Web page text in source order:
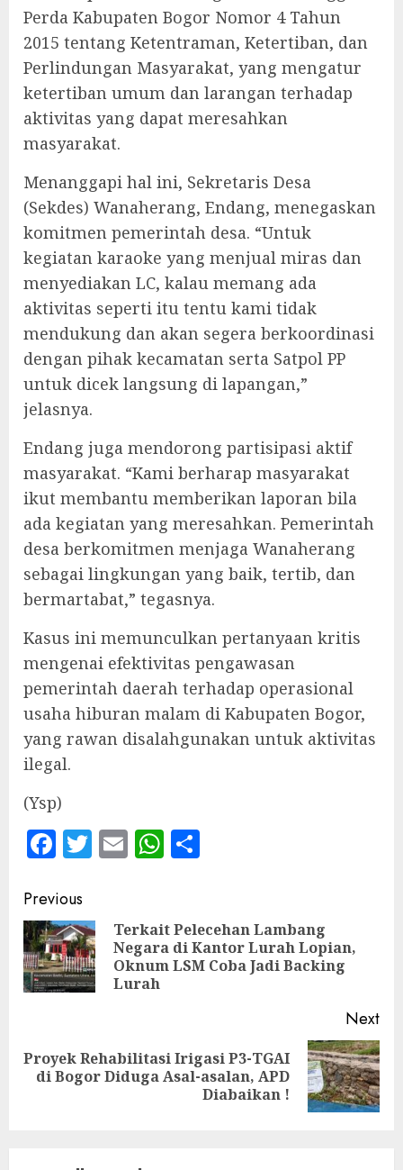
Perda Kabupaten Bogor Nomor 4 Tahun
2015 tentang Ketentraman, Ketertiban, dan
Perlindungan Masyarakat, yang mengatur
ketertiban umum dan larangan terhadap
aktivitas yang dapat meresahkan
masyarakat.
‎Menanggapi hal ini, Sekretaris Desa
(Sekdes) Wanaherang, Endang, menegaskan
komitmen pemerintah desa. “Untuk
kegiatan karaoke yang menjual miras dan
menyediakan LC, kalau memang ada
aktivitas seperti itu tentu kami tidak
mendukung dan akan segera berkoordinasi
dengan pihak kecamatan serta Satpol PP
untuk dicek langsung di lapangan,”
jelasnya.
‎Endang juga mendorong partisipasi aktif
masyarakat. “Kami berharap masyarakat
ikut membantu memberikan laporan bila
ada kegiatan yang meresahkan. Pemerintah
desa berkomitmen menjaga Wanaherang
sebagai lingkungan yang baik, tertib, dan
bermartabat,” tegasnya.
‎Kasus ini memunculkan pertanyaan kritis
mengenai efektivitas pengawasan
pemerintah daerah terhadap operasional
usaha hiburan malam di Kabupaten Bogor,
yang rawan disalahgunakan untuk aktivitas
ilegal.
‎(Ysp)
Facebook
Twitter
EmailWhatsApp
Continue
Reading
Previous
Terkait Pelecehan Lambang
Negara di Kantor Lurah Lopian,
Oknum LSM Coba Jadi Backing
Lurah
Next
Next
Proyek Rehabilitasi Irigasi P3-TGAI
di Bogor Diduga Asal-asalan, APD
Diabaikan !